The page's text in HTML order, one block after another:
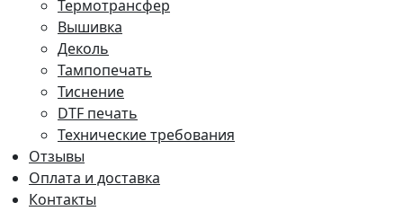
Термотрансфер
Вышивка
Деколь
Тампопечать
Тиснение
DTF печать
Технические требования
Отзывы
Оплата и доставка
Контакты